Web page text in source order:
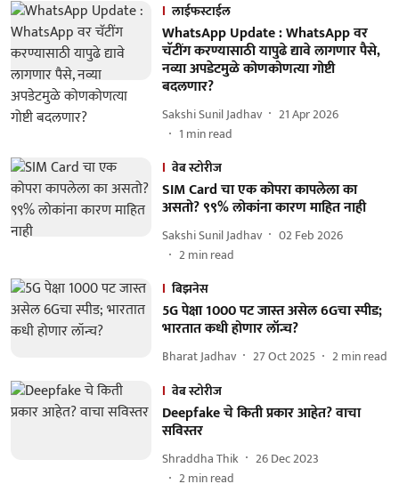
लाईफस्टाईल
WhatsApp Update : WhatsApp वर
चॅटींग करण्यासाठी यापुढे द्यावे लागणार पैसे,
नव्या अपडेटमुळे कोणकोणत्या गोष्टी
बदलणार?
Sakshi Sunil Jadhav
21 Apr 2026
1 min read
वेब स्टोरीज
SIM Card चा एक कोपरा कापलेला का
असतो? ९९% लोकांना कारण माहित नाही
Sakshi Sunil Jadhav
02 Feb 2026
2min read
बिझनेस
5G पेक्षा 1000 पट जास्त असेल 6Gचा स्पीड;
भारतात कधी होणार लॉन्च?
Bharat Jadhav 27 Oct 2025 2min read
वेब स्टोरीज
Deepfake चे किती प्रकार आहेत? वाचा
सविस्तर
Shraddha Thik
26 Dec 2023
2min read